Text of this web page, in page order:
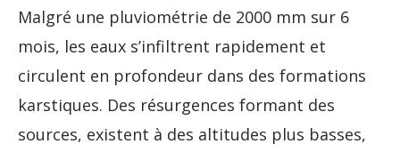
Malgré une pluviométrie de 2000 mm sur 6
mois, les eaux s’infiltrent rapidement et
circulent en profondeur dans des formations
karstiques. Des résurgences formant des
sources, existent à des altitudes plus basses,